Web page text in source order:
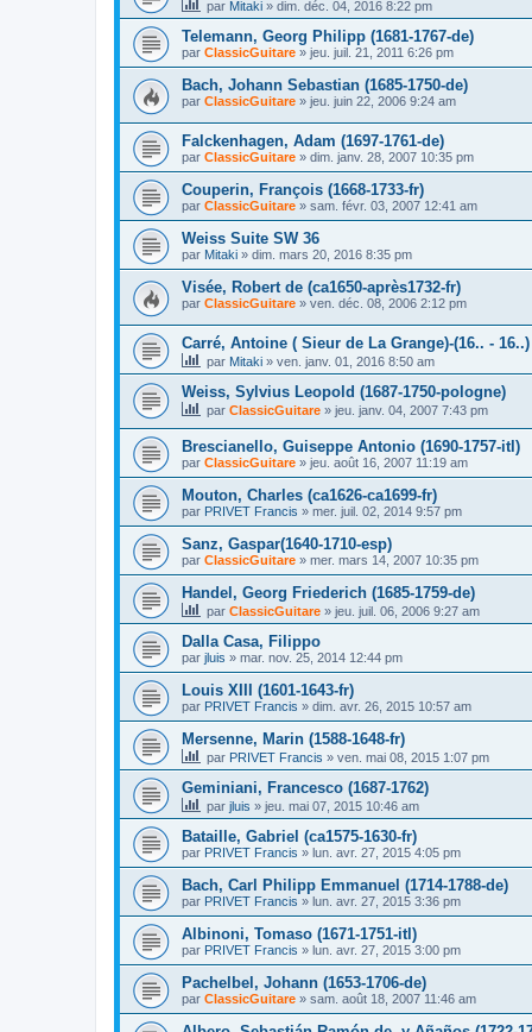
par Mitaki » dim. déc. 04, 2016 8:22 pm
Telemann, Georg Philipp (1681-1767-de)
par ClassicGuitare » jeu. juil. 21, 2011 6:26 pm
Bach, Johann Sebastian (1685-1750-de)
par ClassicGuitare » jeu. juin 22, 2006 9:24 am
Falckenhagen, Adam (1697-1761-de)
par ClassicGuitare » dim. janv. 28, 2007 10:35 pm
Couperin, François (1668-1733-fr)
par ClassicGuitare » sam. févr. 03, 2007 12:41 am
Weiss Suite SW 36
par Mitaki » dim. mars 20, 2016 8:35 pm
Visée, Robert de (ca1650-après1732-fr)
par ClassicGuitare » ven. déc. 08, 2006 2:12 pm
Carré, Antoine ( Sieur de La Grange)-(16.. - 16..)
par Mitaki » ven. janv. 01, 2016 8:50 am
Weiss, Sylvius Leopold (1687-1750-pologne)
par ClassicGuitare » jeu. janv. 04, 2007 7:43 pm
Brescianello, Guiseppe Antonio (1690-1757-itl)
par ClassicGuitare » jeu. août 16, 2007 11:19 am
Mouton, Charles (ca1626-ca1699-fr)
par PRIVET Francis » mer. juil. 02, 2014 9:57 pm
Sanz, Gaspar(1640-1710-esp)
par ClassicGuitare » mer. mars 14, 2007 10:35 pm
Handel, Georg Friederich (1685-1759-de)
par ClassicGuitare » jeu. juil. 06, 2006 9:27 am
Dalla Casa, Filippo
par jluis » mar. nov. 25, 2014 12:44 pm
Louis XIII (1601-1643-fr)
par PRIVET Francis » dim. avr. 26, 2015 10:57 am
Mersenne, Marin (1588-1648-fr)
par PRIVET Francis » ven. mai 08, 2015 1:07 pm
Geminiani, Francesco (1687-1762)
par jluis » jeu. mai 07, 2015 10:46 am
Bataille, Gabriel (ca1575-1630-fr)
par PRIVET Francis » lun. avr. 27, 2015 4:05 pm
Bach, Carl Philipp Emmanuel (1714-1788-de)
par PRIVET Francis » lun. avr. 27, 2015 3:36 pm
Albinoni, Tomaso (1671-1751-itl)
par PRIVET Francis » lun. avr. 27, 2015 3:00 pm
Pachelbel, Johann (1653-1706-de)
par ClassicGuitare » sam. août 18, 2007 11:46 am